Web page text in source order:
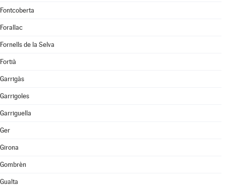
Fontcoberta
Forallac
Fornells de la Selva
Fortià
Garrigàs
Garrigoles
Garriguella
Ger
Girona
Gombrèn
Gualta